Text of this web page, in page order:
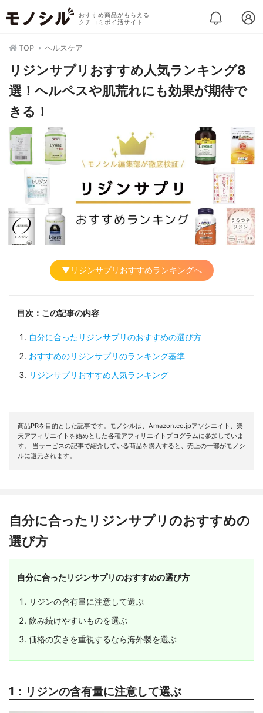
おすすめ商品がもらえる
クチコミポイ活サイト
TOP ヘルスケア
リジンサプリおすすめ人気ランキング8
選！ヘルペスや肌荒れにも効果が期待で
きる！
▼リジンサプリおすすめランキングへ
目次：この記事の内容
自分に合ったリジンサプリのおすすめの選び方
おすすめのリジンサプリのランキング基準
リジンサプリおすすめ人気ランキング
商品PRを目的とした記事です。モノシルは、Amazon.co.jpアソシエイト、楽
天アフィリエイトを始めとした各種アフィリエイトプログラムに参加していま
す。 当サービスの記事で紹介している商品を購入すると、売上の一部がモノシ
ルに還元されます。
自分に合ったリジンサプリのおすすめの
選び方
自分に合ったリジンサプリのおすすめの選び方
リジンの含有量に注意して選ぶ
飲み続けやすいものを選ぶ
価格の安さを重視するなら海外製を選ぶ
1：リジンの含有量に注意して選ぶ